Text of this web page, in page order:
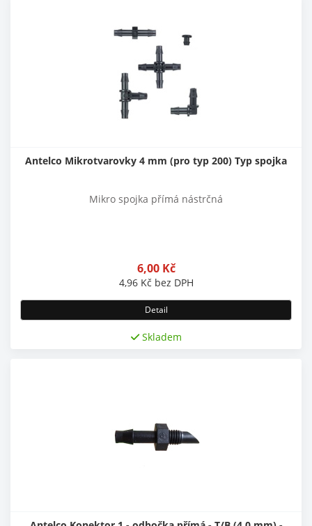
Antelco Mikrotvarovky 4 mm (pro typ 200) Typ spojka
Mikro spojka přímá nástrčná
6,00 Kč
4,96 Kč bez DPH
Detail
Skladem